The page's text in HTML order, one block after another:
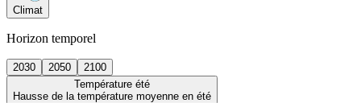
Climat
Horizon temporel
2030 2050
2100
Température été
Hausse de la température moyenne en été